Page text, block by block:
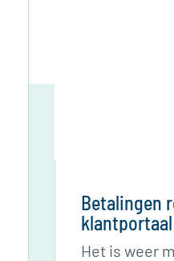
Betalingen
klantportaal
Het is weer